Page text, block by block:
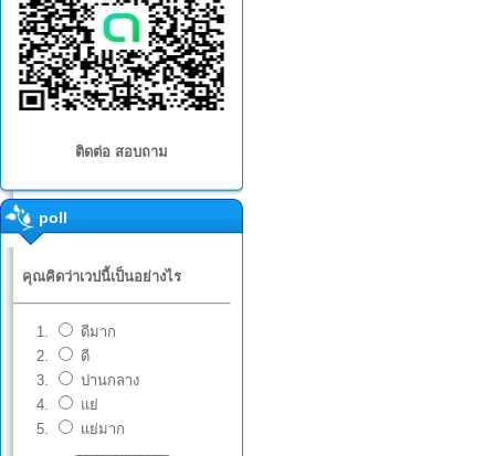
ติดต่อ สอบถาม
poll
คุณคิดว่าเวปนี้เป็นอย่างไร
ดีมาก
ดี
ปานกลาง
แย่
แย่มาก